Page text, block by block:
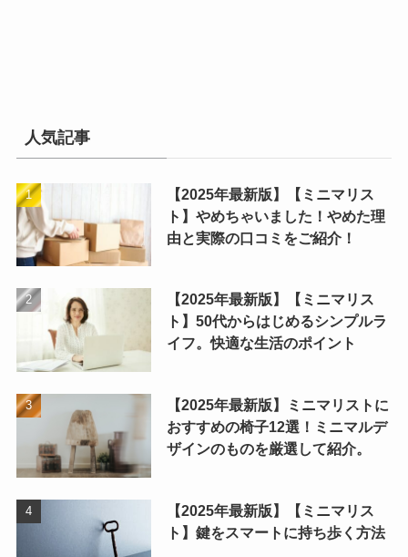
人気記事
【2025年最新版】【ミニマリス
ト】やめちゃいました！やめた理
由と実際の口コミをご紹介！
【2025年最新版】【ミニマリス
ト】50代からはじめるシンプルラ
イフ。快適な生活のポイント
【2025年最新版】ミニマリストに
おすすめの椅子12選！ミニマルデ
ザインのものを厳選して紹介。
【2025年最新版】【ミニマリス
ト】鍵をスマートに持ち歩く方法